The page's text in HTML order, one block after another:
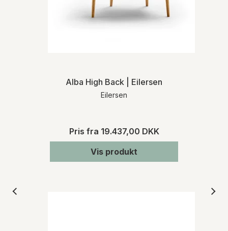
Alba High Back | Eilersen
Eilersen
Pris fra 19.437,00 DKK
Vis produkt